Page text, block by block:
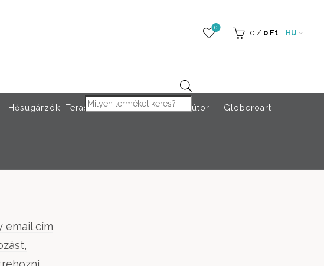
Products search
0
0 / 0 Ft HU
Hősugárzók, Teraszfűtés Rendezvény bútor Globeroart
email cím